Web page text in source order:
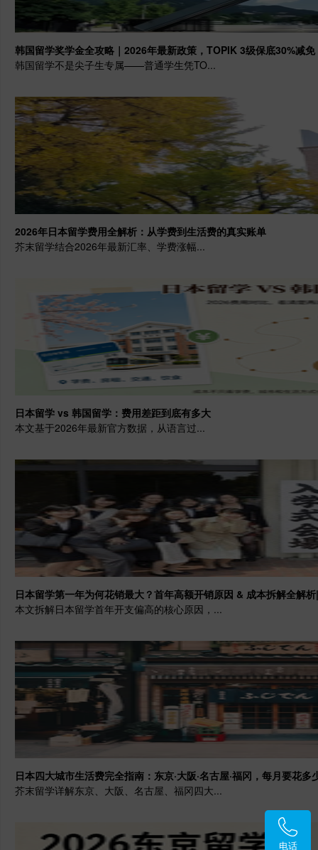
韩国留学奖学金全攻略｜2026年最新政策，TOPIK 3级保底30%减
韩国留学不是尖子生专属——普通学生凭TO...
2026年日本留学费用全解析：从学费到生活费的真实账单
芥末留学结合2026年最新汇率、学费涨幅...
日本留学 vs 韩国留学：费用差距到底有多大
本文基于2026年最新官方数据，从语言过...
日本留学第一年为何花销最大？首年高额开销原因 & 成本拆解全解
本文拆解日本留学首年开支偏高的核心原因，...
日本四大城市生活费完全指南：东京·大阪·名古屋·福冈，每月要花多
芥末留学详解东京、大阪、名古屋、福冈四大...
电话